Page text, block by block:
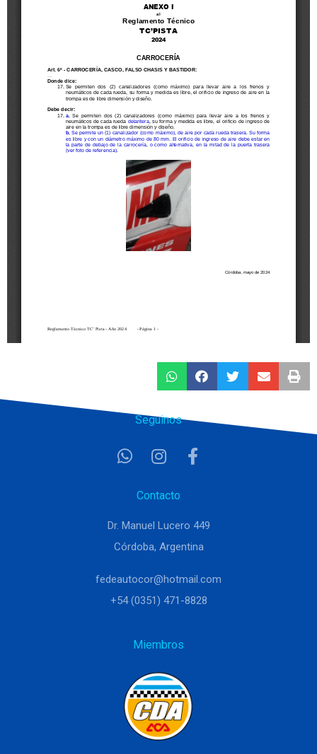
Seguinos
Contacto
Dr. Manuel Lucero 449
Córdoba, Argentina
fedeautocor@hotmail.com
+54 (0351) 471-8828
Miembros